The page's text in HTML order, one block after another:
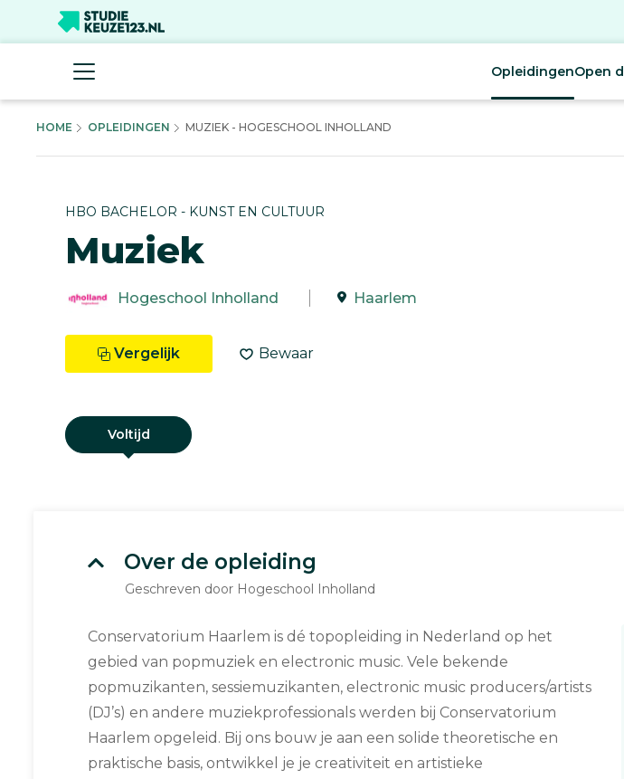
OpleidingenOpen
HOME OPLEIDINGEN MUZIEK - HOGESCHOOL INHOLLAND
HBO BACHELOR - KUNST EN CULTUUR
Muziek
Hogeschool Inholland Haarlem
Vergelijk Bewaar
Voltijd
Over de opleiding
Geschreven door Hogeschool Inholland
Conservatorium Haarlem is dé topopleiding in Nederland op het
gebied van popmuziek en electronic music. Vele bekende
popmuzikanten, sessiemuzikanten, electronic music producers/artists
(DJ’s) en andere muziekprofessionals werden bij Conservatorium
Haarlem opgeleid. Bij ons bouw je aan een solide theoretische en
praktische basis, ontwikkel je je creativiteit en artistieke